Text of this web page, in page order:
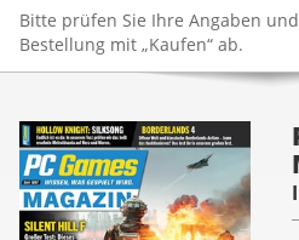
Bitte prüfen Sie Ihre Angaben
Bestellung mit „Kaufen“ ab.